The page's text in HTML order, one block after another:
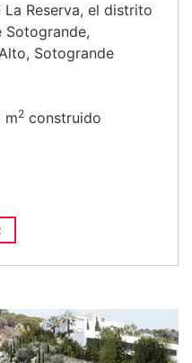
Reserva, el distrito
Sotogrande,
Sotogrande
m2 construido